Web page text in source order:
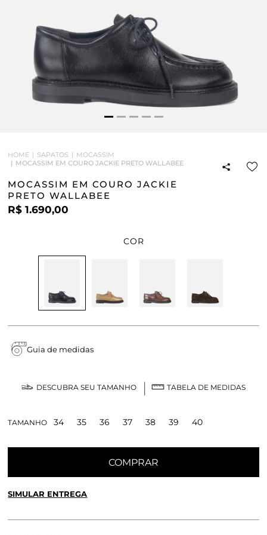
HOME SAPATOS
MOCASSIM
MOCASSIM EM COURO JACKIE PRETO WALLABEE
MOCASSIM EM COURO JACKIE
PRETO WALLABEE
R$ 1.690,00
COR
Guia de medidas
DESCUBRA SEU TAMANHO TABELA DE MEDIDAS
TAMANHO 34 35 36 37 38 39 40
COMPRAR
SIMULAR ENTREGA